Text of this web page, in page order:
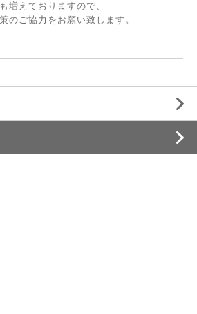
増えておりますので、
のご協力をお願い致します。